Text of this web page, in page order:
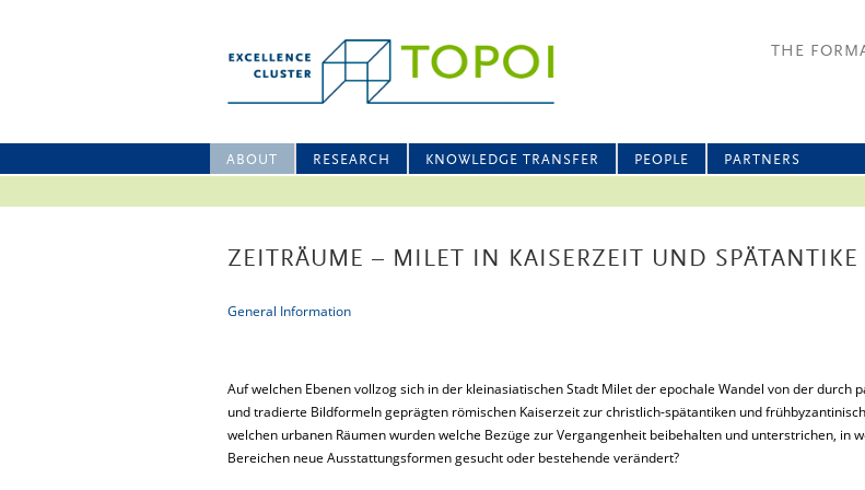
THE
ABOUT RESEARCH KNOWLEDGE TRANSFER PEOPLE PARTNERS
ZEITRÄUME – MILET IN KAISERZEIT UND SPÄTANTIKE
General Information
Auf welchen Ebenen vollzog sich in der kleinasiatischen Stadt Milet der epochale Wandel von der durch
und tradierte Bildformeln geprägten römischen Kaiserzeit zur christlich-spätantiken und
welchen urbanen Räumen wurden welche Bezüge zur Vergangenheit beibehalten und unterstrichen, in
Bereichen neue Ausstattungsformen gesucht oder bestehende verändert?